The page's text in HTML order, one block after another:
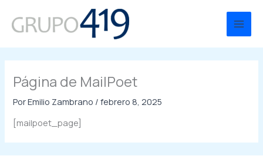
contenido
Main
Página de MailPoet
PorEmilio Zambrano /febrero 8, 2025
[mailpoet_page]